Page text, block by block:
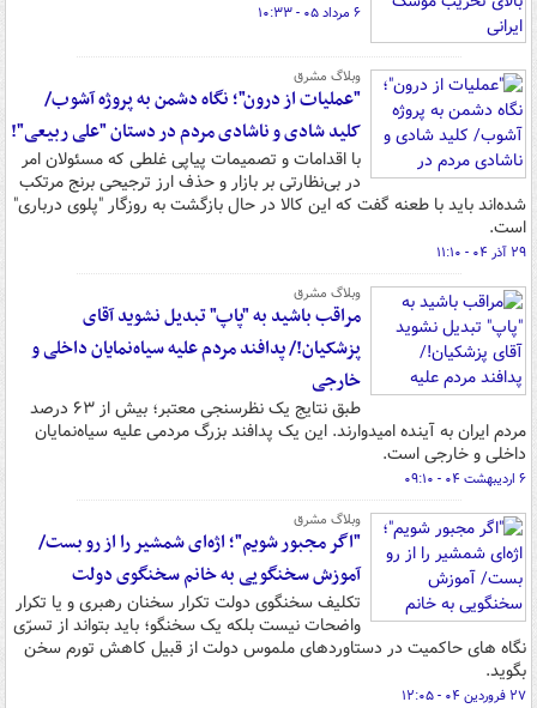
۶ مرداد ۰۵ - ۱۰:۳۳
وبلاگ مشرق
"عملیات از درون"؛ نگاه دشمن به پروژه آشوب/
کلید شادی و ناشادی مردم در دستان "علی ربیعی"!
با اقدامات و تصمیمات پیاپی غلطی که مسئولان امر
در بی‌نظارتی بر بازار و حذف ارز ترجیحی برنج مرتکب
شده‌اند باید با طعنه گفت که این کالا در حال بازگشت به روزگار "پلوی درباری"
است.
۲۹ آذر ۰۴ - ۱۱:۱۰
وبلاگ مشرق
مراقب باشید به "پاپ" تبدیل نشوید آقای
پزشکیان!/ پدافند مردم علیه سیاه‌نمایان داخلی و
خارجی
طبق نتایج یک نظرسنجی معتبر؛ بیش از ۶۳ درصد
مردم ایران به آینده امیدوارند. این یک پدافند بزرگ مردمی علیه سیاه‌نمایان
داخلی و خارجی است.
۶ اردیبهشت ۰۴ - ۰۹:۱۰
وبلاگ مشرق
"اگر مجبور شویم"؛ اژه‌ای شمشیر را از رو بست/
آموزش سخنگویی به خانم سخنگوی دولت
تکلیف سخنگوی دولت تکرار سخنان رهبری و یا تکرار
واضحات نیست بلکه یک سخنگو؛ باید بتواند از تسرّی
نگاه های حاکمیت در دستاوردهای ملموس دولت از قبیل کاهش تورم سخن
بگوید.
۲۷ فروردین ۰۴ - ۱۲:۰۵